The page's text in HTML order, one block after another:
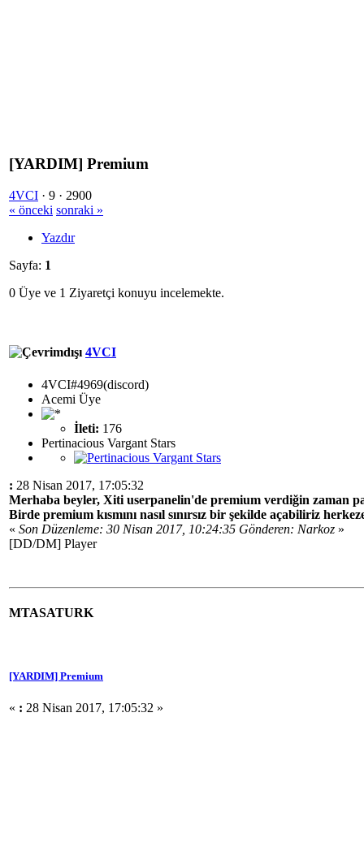
[YARDIM] Premium
4VCI · 9 · 2900
« önceki sonraki »
Yazdır
Sayfa: 1
0 Üye ve 1 Ziyaretçi konuyu incelemekte.
4VCI
4VCI#4969(discord)
Acemi Üye
İleti: 176
Pertinacious Vargant Stars
: 28 Nisan 2017, 17:05:32
Merhaba beyler, Xiti userpanelin'de premium verdiğin zaman
Birde premium kısmını nasıl sınırsız bir şekilde açabiliriz
« Son Düzenleme: 30 Nisan 2017, 10:24:35 Gönderen: Narkoz »
[DD/DM] Player
MTASATURK
[YARDIM] Premium
« : 28 Nisan 2017, 17:05:32 »